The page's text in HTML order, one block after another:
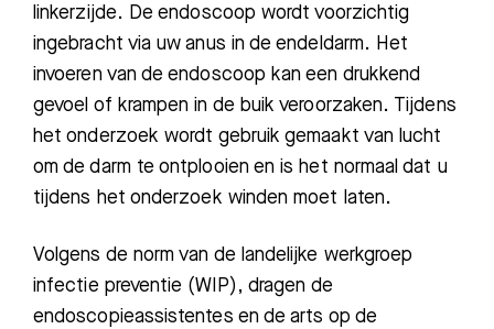
linkerzijde. De endoscoop wordt voorzichtig
ingebracht via uw anus in de endeldarm. Het
invoeren van de endoscoop kan een drukkend
gevoel of krampen in de buik veroorzaken. Tijdens
het onderzoek wordt gebruik gemaakt van lucht
om de darm te ontplooien en is het normaal dat u
tijdens het onderzoek winden moet laten.
Volgens de norm van de landelijke werkgroep
infectie preventie (WIP), dragen de
endoscopieassistentes en de arts op de